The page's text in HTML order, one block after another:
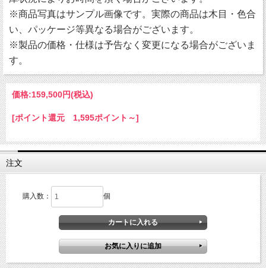
※商品写真はサンプル画像です。実際の商品は木目・色合
い、パッケージ等異なる場合がございます。
※製品の価格・仕様は予告なく変更になる場合がございま
す。
価格:159,500円(税込)
[ポイント還元 1,595ポイント～]
注文
購入数： 個